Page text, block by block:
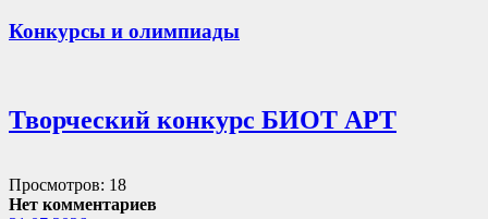
Конкурсы и олимпиады
Творческий конкурс БИОТ АРТ
Просмотров: 18
Нет комментариев